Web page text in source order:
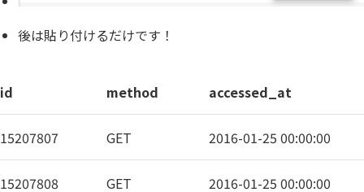
後は貼り付けるだけです！
id method accessed_at
15207807 GET 2016-01-25 00:00:00
15207808 GET 2016-01-25 00:00:00